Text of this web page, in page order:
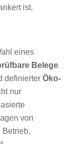
ist.
eines
Belege
definierterÖko-
nur
von
Betrieb,